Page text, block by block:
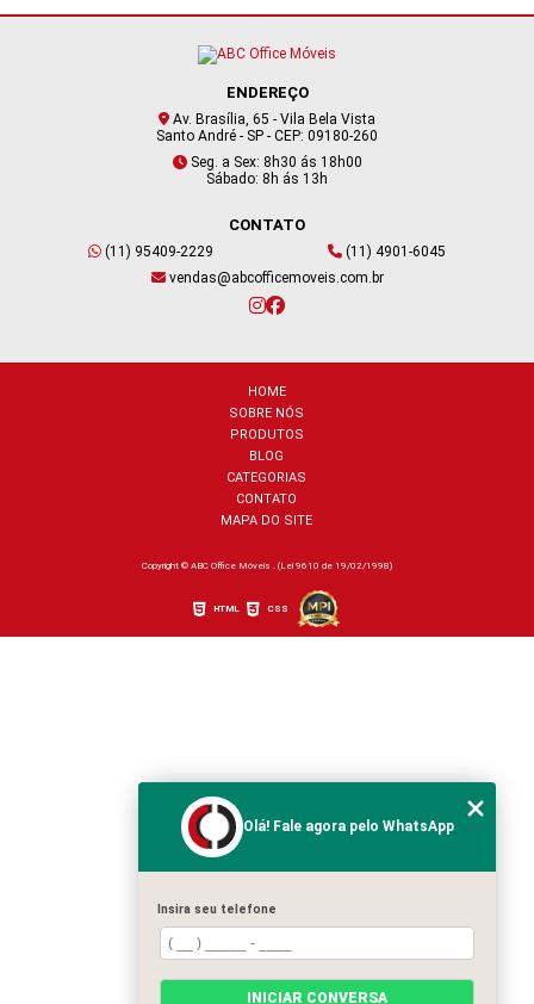
ENDEREÇO
Av. Brasília, 65 - Vila Bela Vista
Santo André - SP - CEP: 09180-260
Seg. a Sex: 8h30 ás 18h00
Sábado: 8h ás 13h
CONTATO
(11) 95409-2229
(11) 4901-6045
vendas@abcofficemoveis.com.br
HOME
SOBRE NÓS
PRODUTOS
BLOG
CATEGORIAS
CONTATO
MAPA DO SITE
Copyright © ABC Office Móveis . (Lei 9610 de 19/02/1998)
HTML CSS
Olá! Fale agora pelo WhatsApp
Insira seu telefone
INICIAR CONVERSA